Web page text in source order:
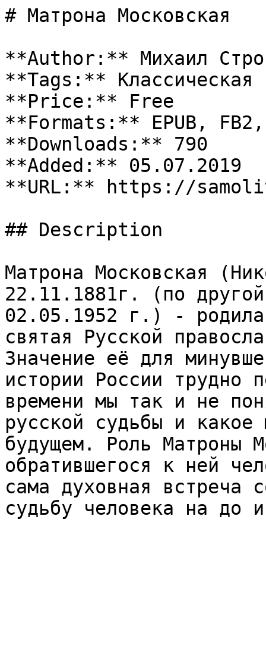
# Матрона Московская
**Author:** Михаил
**Tags:** Классическая
**Price:** Free
**Formats:** EPUB, FB2,
**Downloads:** 790
**Added:** 05.07.2019
**URL:** https://
## Description
Матрона Московская
22.11.1881г. (по
02.05.1952 г.) -
святая Русской
Значение её для
истории России трудно
времени мы так и не
русской судьбы и
будущем. Роль Матроны
обратившегося к ней
сама духовная встреча
судьбу человека на до